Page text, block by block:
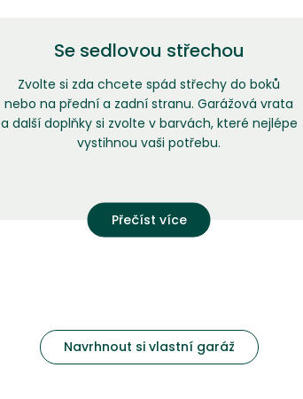
Se sedlovou střechou
Zvolte si zda chcete spád střechy do boků
nebo na přední a zadní stranu. Garážová vrata
a další doplňky si zvolte v barvách, které nejlépe
vystihnou vaši potřebu.
Přečíst více
Navrhnout si vlastní garáž